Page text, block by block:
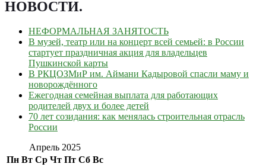
НОВОСТИ.
НЕФОРМАЛЬНАЯ ЗАНЯТОСТЬ
В музей, театр или на концерт всей семьей: в России
стартует праздничная акция для владельцев
Пушкинской карты
В РКЦОЗМиР им. Аймани Кадыровой спасли маму и
новорождённого
Ежегодная семейная выплата для работающих
родителей двух и более детей
70 лет созидания: как менялась строительная отрасль
России
Апрель 2025
Пн Вт Ср Чт Пт Сб Вс